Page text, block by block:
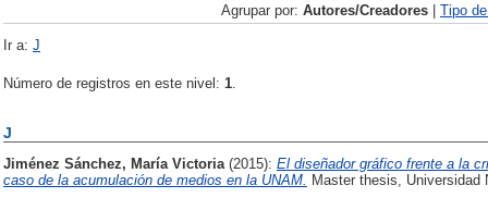
Agrupar por: Autores/Creadores | Tipo
Ir a: J
Número de registros en este nivel: 1
J
Jiménez Sánchez, María Victoria (2015): El diseñador gráfico frente a la
caso de la acumulación de medios en la UNAM. Master thesis, Universidad